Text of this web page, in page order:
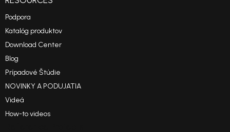
Podpora
Katalóg produktov
Download Center
Blog
Prípadové Štúdie
NOVINKY A PODUJATIA
Videá
How-to videos